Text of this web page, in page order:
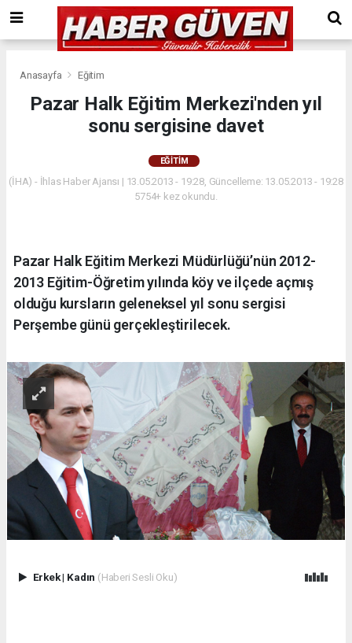
Anasayfa Eğitim
Pazar Halk Eğitim Merkezi'nden yıl
sonu sergisine davet
EĞITIM
(İHA) - İhlas Haber Ajansı | 13.05.2013 - 19:28, Güncelleme: 13.05.2013 - 19:28
5754+ kez okundu.
Pazar Halk Eğitim Merkezi Müdürlüğü’nün 2012-
2013 Eğitim-Öğretim yılında köy ve ilçede açmış
olduğu kursların geleneksel yıl sonu sergisi
Perşembe günü gerçekleştirilecek.
Erkek| Kadın (Haberi Sesli Oku)